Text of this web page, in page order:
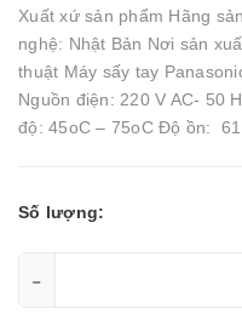
Xuất xứ sản phẩm Hãng
nghệ: Nhật Bản Nơi sản
thuật Máy sấy tay
Nguồn điện: 220 V AC- 50
độ: 45oC – 75oC Độ ồn:
Số lượng:
-